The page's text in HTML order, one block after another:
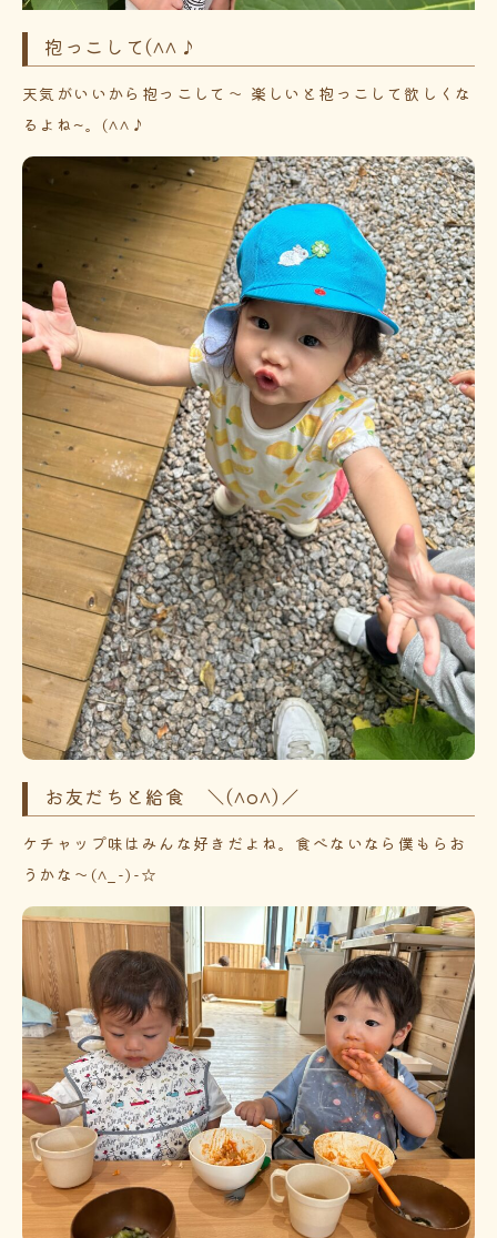
抱っこして(^^♪
天気がいいから抱っこして～ 楽しいと抱っこして欲しくな
るよね~。(^^♪
お友だちと給食 ＼(^o^)／
ケチャップ味はみんな好きだよね。食べないなら僕もらお
うかな～(^_-)-☆